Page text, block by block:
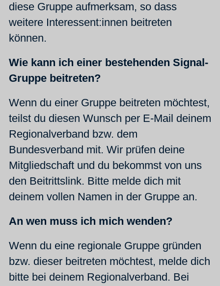
diese Gruppe aufmerksam, so dass
weitere Interessent:innen beitreten
können.
Wie kann ich einer bestehenden Signal-
Gruppe beitreten?
Wenn du einer Gruppe beitreten möchtest,
teilst du diesen Wunsch per E-Mail deinem
Regionalverband bzw. dem
Bundesverband mit. Wir prüfen deine
Mitgliedschaft und du bekommst von uns
den Beitrittslink. Bitte melde dich mit
deinem vollen Namen in der Gruppe an.
An wen muss ich mich wenden?
Wenn du eine regionale Gruppe gründen
bzw. dieser beitreten möchtest, melde dich
bitte bei deinem Regionalverband. Bei